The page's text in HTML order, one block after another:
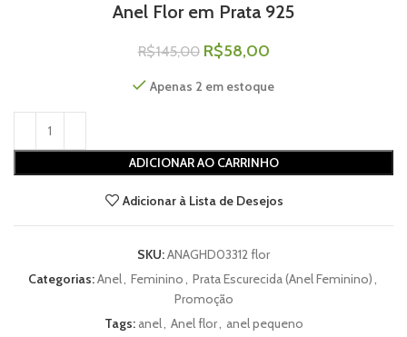
Anel Flor em Prata 925
R$145,00 R$58,00
Apenas 2 em estoque
ADICIONAR AO CARRINHO
Adicionar à Lista de Desejos
SKU:ANAGHD03312 flor
Categorias:Anel, Feminino, Prata Escurecida (Anel Feminino),
Promoção
Tags: anel, Anel flor, anel pequeno